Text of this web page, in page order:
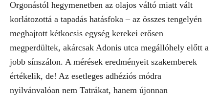
Orgonástól hegymenetben az olajos váltó miatt vált
korlátozottá a tapadás hatásfoka – az összes tengelyén
meghajtott kétkocsis egység kerekei erősen
megperdültek, akárcsak Adonis utca megállóhely előtt a
jobb sínszálon. A mérések eredményeit szakemberek
értékelik, de! Az esetleges adhéziós módra
nyilvánvalóan nem Tatrákat, hanem újonnan